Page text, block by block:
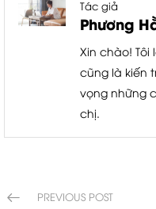
Tác giả
Phương
Xin chào! Tôi
cũng là kiến
vọng những
chị.
PREVIOUS POST